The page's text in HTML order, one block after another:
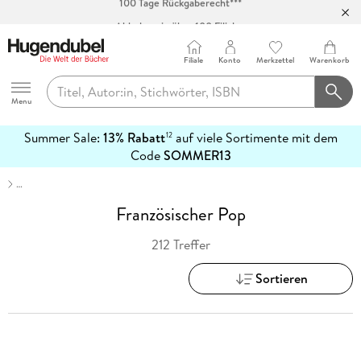
Abholung in über 100 Filialen
Hugendubel
Menu
Filiale Konto Merkzettel Warenkorb
Summer Sale: 13% Rabatt12auf viele Sortimente mit dem
CodeSOMMER13
erfahren
…
Französischer Pop
212 Treffer
Sortieren